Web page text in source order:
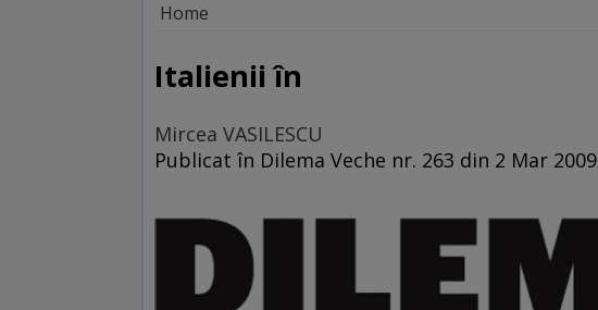
Home
SITUAȚIUNEA
Italienii în
Mircea VASILESCU
Publicat în Dilema Veche nr. 263 din 2 Mar 2009